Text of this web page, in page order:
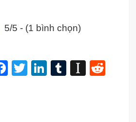
5/5 - (1 bình chọn)
Facebook
TwitterLinkedIn
Tumblr